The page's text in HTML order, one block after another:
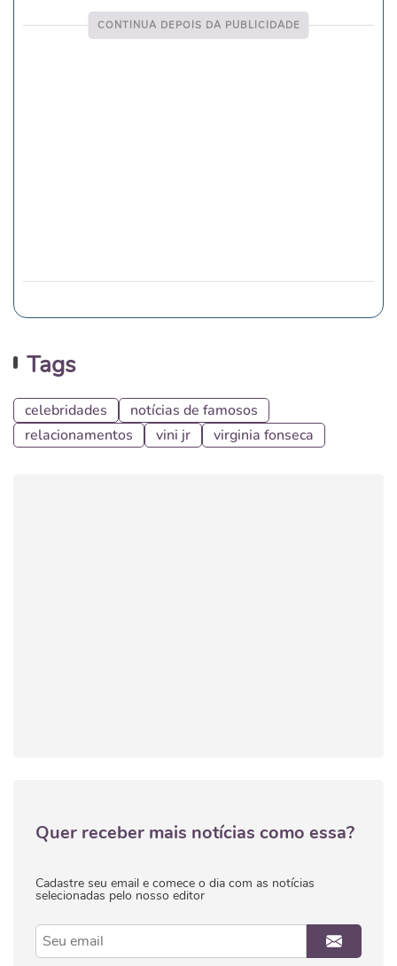
Tags
celebridades
notícias de famosos
relacionamentos
vini jr virginia fonseca
Quer receber mais notícias como essa?
Cadastre seu email e comece o dia com as notícias
selecionadas pelo nosso editor